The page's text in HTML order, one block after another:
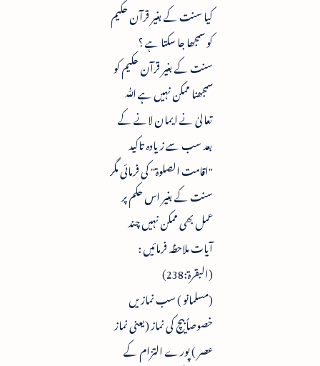
کیا سنت کے بغیر قرآن حکیم
کو سمجھا جا سکتا ہے ؟
سنت کے بغیر قرآن حکیم کو
سمجھنا ممکن نہیں ہے ﷲ
تعالیٰ نے ایمان لانے کے
بعد سب سے زیادہ تاکید
"اقامت الصلوۃ" کی فرمائی مگر
سنت کے بغیر اس حکم پر
عمل بھی ممکن نہیں چند
آیات ملاحظہ فرمائیں :
(البقرۃ:238)
(مسلمانو ) سب نمازیں
خصوصاً بیچ کی نماز (یعنی نماز
عصر ) پورے التزام کے